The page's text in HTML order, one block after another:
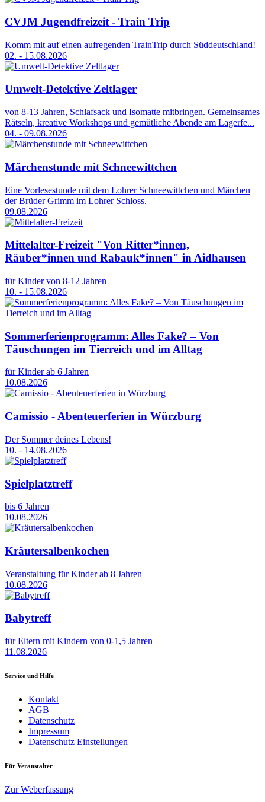
CVJM Jugendfreizeit - Train Trip
Komm mit auf einen aufregenden TrainTrip durch Süddeutschland!
02. - 15.08.2026
Umwelt-Detektive Zeltlager
von 8-13 Jahren, Schlafsack und Isomatte mitbringen. Gemeinsames
Rätseln, kreative Workshops und gemütliche Abende am Lagerfe...
04. - 09.08.2026
Märchenstunde mit Schneewittchen
Eine Vorlesestunde mit dem Lohrer Schneewittchen und Märchen
der Brüder Grimm im Lohrer Schloss.
09.08.2026
Mittelalter-Freizeit "Von Ritter*innen,
Räuber*innen und Rabauk*innen" in Aidhausen
für Kinder von 8-12 Jahren
10. - 15.08.2026
Sommerferienprogramm: Alles Fake? – Von
Täuschungen im Tierreich und im Alltag
für Kinder ab 6 Jahren
10.08.2026
Camissio - Abenteuerferien in Würzburg
Der Sommer deines Lebens!
10. - 14.08.2026
Spielplatztreff
bis 6 Jahren
10.08.2026
Kräutersalbenkochen
Veranstaltung für Kinder ab 8 Jahren
10.08.2026
Babytreff
für Eltern mit Kindern von 0-1,5 Jahren
11.08.2026
Service und Hilfe
Kontakt
AGB
Datenschutz
Impressum
Datenschutz Einstellungen
Für Veranstalter
Zur Weberfassung